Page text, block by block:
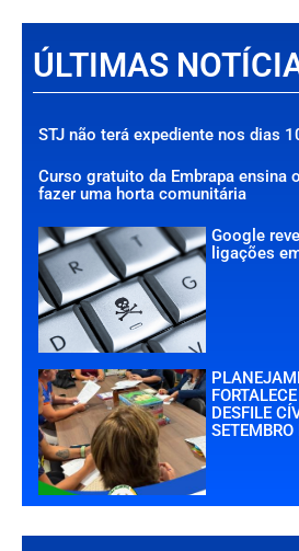
ÚLTIMAS
STJ não terá expediente nos dias
Curso gratuito da Embrapa ensina
fazer uma horta comunitária
Google
ligações
DESFILE